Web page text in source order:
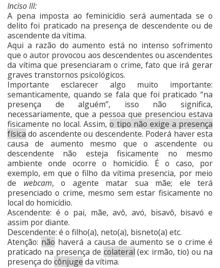
Inciso III:
A pena imposta ao feminicídio será aumentada se o
delito foi praticado na presença de descendente ou de
ascendente da vítima.
Aqui a razão do aumento está no intenso sofrimento
que o autor provocou aos descendentes ou ascendentes
da vítima que presenciaram o crime, fato que irá gerar
graves transtornos psicológicos.
Importante esclarecer algo muito importante:
semanticamente, quando se fala que foi praticado “na
presença de alguém”, isso não significa,
necessariamente, que a pessoa que presenciou estava
fisicamente no local. Assim,o tipo não exige a presença
física do ascendente ou descendente. Poderá haver esta
causa de aumento mesmo que o ascendente ou
descendente não esteja fisicamente no mesmo
ambiente onde ocorre o homicídio. É o caso, por
exemplo, em que o filho da vítima presencia, por meio
de webcam, o agente matar sua mãe; ele terá
presenciado o crime, mesmo sem estar fisicamente no
local do homicídio.
Ascendente: é o pai, mãe, avô, avó, bisavô, bisavó e
assim por diante.
Descendente: é o filho(a), neto(a), bisneto(a) etc.
Atenção: não haverá a causa de aumento se o crime é
praticado na presença de colateral (ex: irmão, tio) ou na
presença do cônjuge da vítima.